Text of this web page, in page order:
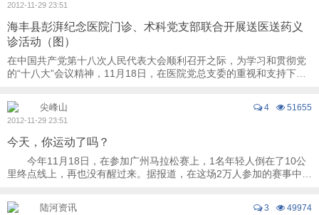
2012-11-29 23:51
海丰县彭湃纪念医院门诊、术科党支部联合开展送医送药义
诊活动（图）
在中国共产党第十八次人民代表大会顺利召开之际，为学习和贯彻党
的“十八大”会议精神，11月18日，在医院党总支委的重视和支持下，
4 51655
尖峰山
2012-11-29 23:51
今天，你运动了吗？
今年11月18日，在参加广州马拉松赛上，1名年轻人倒在了10公
里终点线上，再也没有醒过来。据报道，在这场2万人参加的赛事中，
3 49974
陆河资讯